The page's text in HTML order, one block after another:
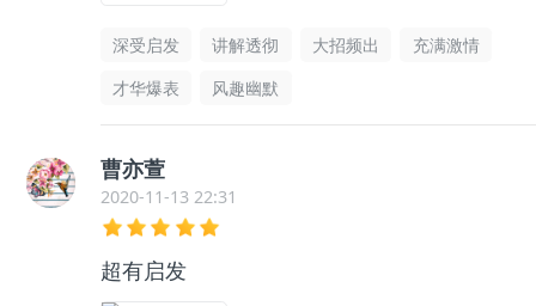
深受启发 讲解透彻 大招频出
充满激情
才华爆表
风趣幽默
曹亦萱
2020-11-13 22:31
超有启发